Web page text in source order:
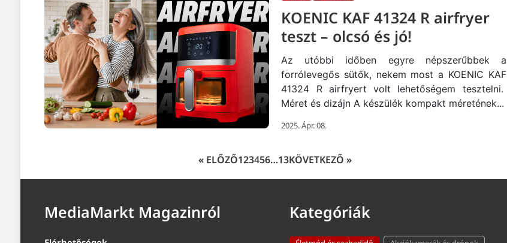
KOENIC KAF 41324 R airfryer
teszt – olcsó és jó!
Az utóbbi időben egyre népszerűbbek a
forrólevegős sütők, nekem most a KOENIC KAF
41324 R airfryert volt lehetőségem tesztelni.
Méret és dizájn A készülék kompakt méretének...
2025. Ápr. 08.
« ELŐZŐ123456…13KÖVETKEZŐ »
MediaMarkt Magazinról Kategóriák